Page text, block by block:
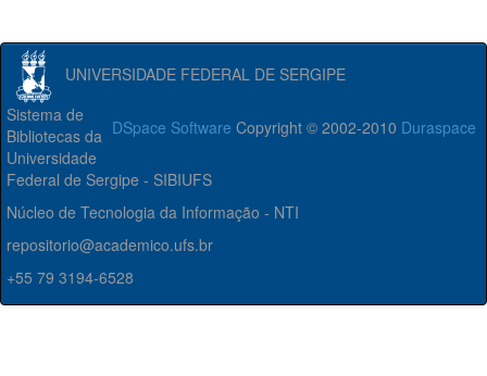
UNIVERSIDADE FEDERAL DE SERGIPE
DSpace Software Copyright © 2002-2010 Duraspace
Sistema de
Bibliotecas da
Universidade
Federal de Sergipe - SIBIUFS
Núcleo de Tecnologia da Informação - NTI
repositorio@academico.ufs.br
+55 79 3194-6528